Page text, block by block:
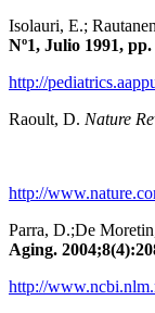
Isolauri, E.;
Nº1, Julio 1991, pp.
http://
Raoult, D. Nature
http://
Parra, D.;De
Aging.
http://